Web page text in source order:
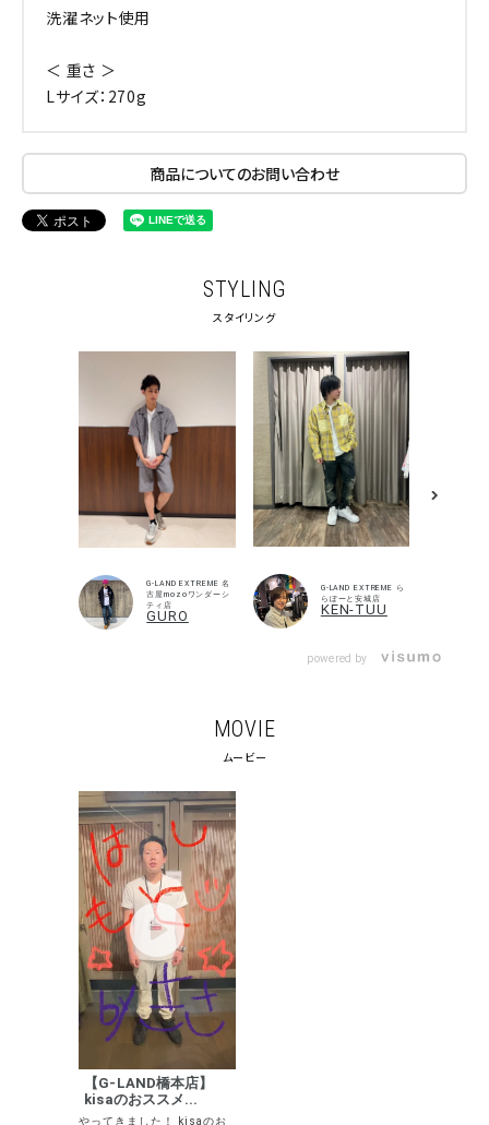
キーワードから探す
価格から探す
円 ～
並び順
カテゴリ
洗濯ネット使用
＜ 重さ ＞
Lサイズ：270g
商品についてのお問い合わせ
STYLING
スタイリング
G-LAND EXTREME 名
古屋mozoワンダーシ
ティ店
GURO
G-LAND EXTREME ら
らぽーと安城店
KEN-TUU
powered by
MOVIE
ムービー
【G-LAND橋本店】
kisaのおススメ...
やってきました！ kisaのお